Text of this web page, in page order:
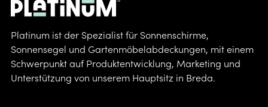
Platinum ist der Spezialist für Sonnenschirme,
Sonnensegel und Gartenmöbelabdeckungen, mit einem
Schwerpunkt auf Produktentwicklung, Marketing und
Unterstützung von unserem Hauptsitz in Breda.